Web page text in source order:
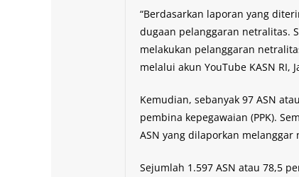
“Berdasarkan laporan yang
dugaan pelanggaran netralitas.
melakukan pelanggaran
melalui akun YouTube KASN RI,
Kemudian, sebanyak 97 ASN
pembina kepegawaian (PPK).
ASN yang dilaporkan melanggar
Sejumlah 1.597 ASN atau 78,5